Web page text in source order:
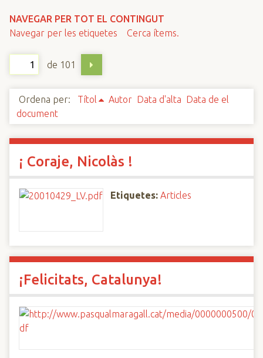
NAVEGAR PER TOT EL CONTINGUT
Navegar per les etiquetes
Cerca ítems.
de 101
Ordena per: Títol Autor Data d'alta Data de el
document
¡ Coraje, Nicolàs !
Etiquetes: Articles
¡Felicitats, Catalunya!